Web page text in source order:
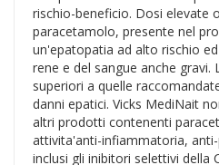
rischio-beneficio. Dosi elevate
paracetamolo, presente nel
un'epatopatia ad alto rischio
rene e del sangue anche gravi.
superiori a quelle
danni epatici. Vicks MediNait
altri prodotti contenenti
attivita'anti-infiammatoria,
inclusi gli inibitori selettivi della